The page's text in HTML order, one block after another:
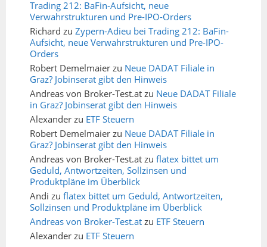
Trading 212: BaFin-Aufsicht, neue
Verwahrstrukturen und Pre-IPO-Orders
Richard zu Zypern-Adieu bei Trading 212: BaFin-
Aufsicht, neue Verwahrstrukturen und Pre-IPO-
Orders
Robert Demelmaier zu Neue DADAT Filiale in
Graz? Jobinserat gibt den Hinweis
Andreas von Broker-Test.at zu Neue DADAT Filiale
in Graz? Jobinserat gibt den Hinweis
Alexander zu ETF Steuern
Robert Demelmaier zu Neue DADAT Filiale in
Graz? Jobinserat gibt den Hinweis
Andreas von Broker-Test.at zu flatex bittet um
Geduld, Antwortzeiten, Sollzinsen und
Produktpläne im Überblick
Andi zu flatex bittet um Geduld, Antwortzeiten,
Sollzinsen und Produktpläne im Überblick
Andreas von Broker-Test.at zu ETF Steuern
Alexander zu ETF Steuern